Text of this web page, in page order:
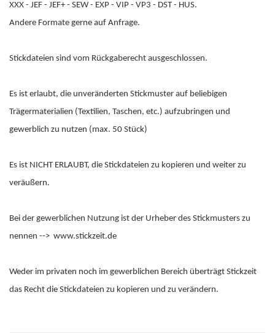
XXX - JEF - JEF+ - SEW - EXP - VIP - VP3 - DST - HUS.
Andere Formate gerne auf Anfrage.
Stickdateien sind vom Rückgaberecht ausgeschlossen.
Es ist erlaubt, die unveränderten Stickmuster auf beliebigen
Trägermaterialien (Textilien, Taschen, etc.) aufzubringen und
gewerblich zu nutzen (max. 50 Stück)
Es ist NICHT ERLAUBT, die Stickdateien zu kopieren und weiter zu
veräußern.
Bei der gewerblichen Nutzung ist der Urheber des Stickmusters zu
nennen --> www.stickzeit.de
Weder im privaten noch im gewerblichen Bereich überträgt Stickzeit
das Recht die Stickdateien zu kopieren und zu verändern.